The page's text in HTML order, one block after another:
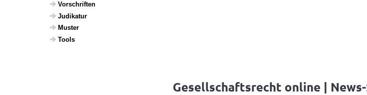
Vorschriften
Judi­katur
Muster
Tools
Gesellschaftsrecht online |